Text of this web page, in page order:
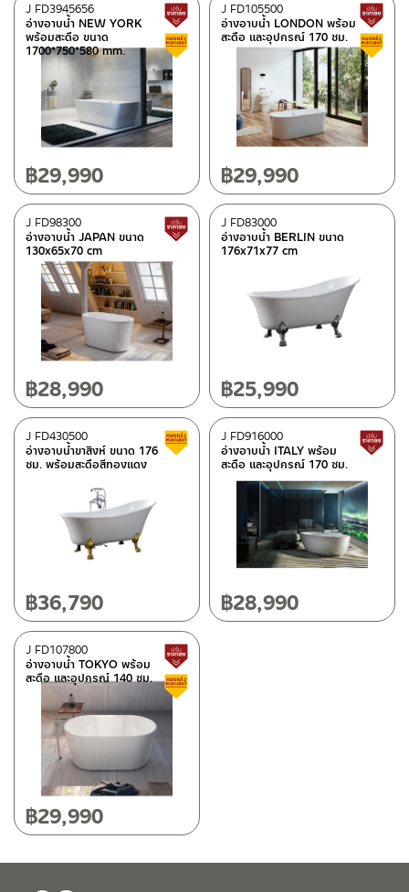
สถานะสินค้า
สถานะสินค้าขายปกติ
(6)
สินค้าลดราคา เคลียร์สต็อก
มีสต็อกปกติ
อ่างอาบน้ำ NEW YORK
พร้อมสะดือ ขนาด
1700*750*580 mm.
J FD3945656 สินค้าปรับราคาลดลง
สินค้าลดราคา เคลียร์สต็อก
฿29,990
อ่างอาบน้ำ LONDON พร้อม
สะดือ และอุปกรณ์ 170 ซม.
J FD105500
฿29,990
อ่างอาบน้ำ JAPAN ขนาด
130x65x70 cm
J FD98300 สินค้าปรับราคาลดลง
฿28,990
อ่างอาบน้ำ BERLIN ขนาด
176x71x77 cm
J FD83000
฿25,990
อ่างอาบน้ำขาสิงห์ ขนาด 176
ซม. พร้อมสะดือสีทองแดง
J FD430500 สินค้าลดราคา เคลียร์สต็อก
฿36,790
อ่างอาบน้ำ ITALY พร้อม
สะดือ และอุปกรณ์ 170 ซม.
J FD916000
฿28,990
อ่างอาบน้ำ TOKYO พร้อม
สะดือ และอุปกรณ์ 140 ซม.
J FD107800
฿29,990